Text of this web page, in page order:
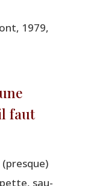
1979,
faut
sau­